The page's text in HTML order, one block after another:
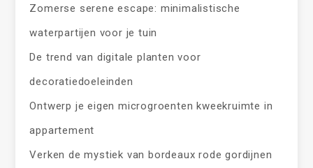
Zomerse serene escape: minimalistische
waterpartijen voor je tuin
De trend van digitale planten voor
decoratiedoeleinden
Ontwerp je eigen microgroenten kweekruimte in
appartement
Verken de mystiek van bordeaux rode gordijnen